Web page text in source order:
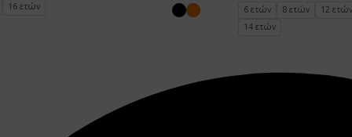
16 ετών 6 ετών 8 ετών
12 ετών
14 ετών